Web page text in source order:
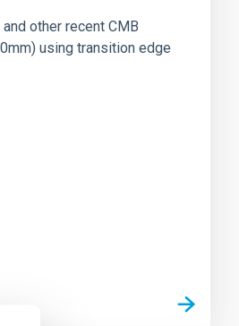
other recent CMB
using transition edge